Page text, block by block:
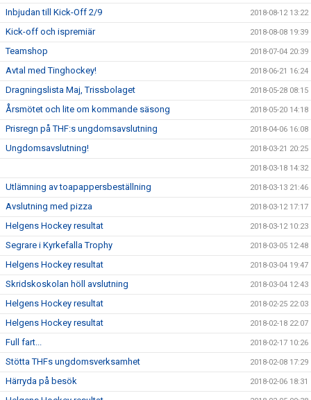
Inbjudan till Kick-Off 2/9 2018-08-12 13:22
Kick-off och ispremiär 2018-08-08 19:39
Teamshop 2018-07-04 20:39
Avtal med Tinghockey! 2018-06-21 16:24
Dragningslista Maj, Trissbolaget 2018-05-28 08:15
Årsmötet och lite om kommande säsong 2018-05-20 14:18
Prisregn på THF:s ungdomsavslutning 2018-04-06 16:08
Ungdomsavslutning! 2018-03-21 20:25
2018-03-18 14:32
Utlämning av toapappersbeställning 2018-03-13 21:46
Avslutning med pizza 2018-03-12 17:17
Helgens Hockey resultat 2018-03-12 10:23
Segrare i Kyrkefalla Trophy 2018-03-05 12:48
Helgens Hockey resultat 2018-03-04 19:47
Skridskoskolan höll avslutning 2018-03-04 12:43
Helgens Hockey resultat 2018-02-25 22:03
Helgens Hockey resultat 2018-02-18 22:07
Full fart... 2018-02-17 10:26
Stötta THFs ungdomsverksamhet 2018-02-08 17:29
Härryda på besök 2018-02-06 18:31